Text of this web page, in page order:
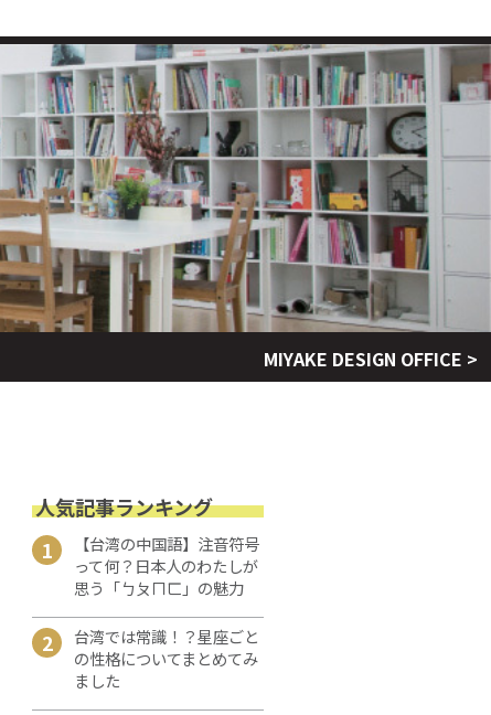
MIYAKE DESIGN OFFICE >
人気記事ランキング
1
【台湾の中国語】注音符号
って何？日本人のわたしが
思う「ㄅㄆㄇㄈ」の魅力
2
台湾では常識！？星座ごと
の性格についてまとめてみ
ました